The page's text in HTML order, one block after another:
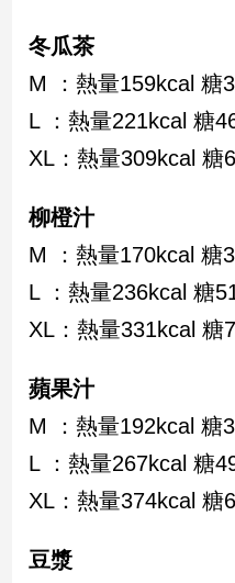
生
活
室
設
食
星
座/
命
消
費
康/
冬瓜茶
M ：熱量159kcal 糖
L ：熱量221kcal 糖
XL：熱量309kcal 糖
柳橙汁
M ：熱量170kcal 糖
L ：熱量236kcal 糖
XL：熱量331kcal 糖
蘋果汁
M ：熱量192kcal 糖
L ：熱量267kcal 糖
XL：熱量374kcal 糖
豆漿